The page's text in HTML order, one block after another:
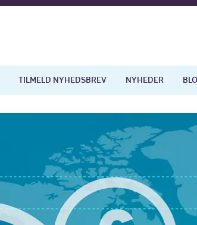
TILMELD NYHEDSBREV NYHEDER
Digitalisering
Uddannelse